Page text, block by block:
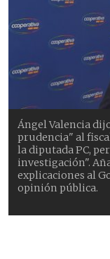
Ángel Valencia
prudencia" al
la diputada PC,
investigación".
explicaciones al
opinión pública.